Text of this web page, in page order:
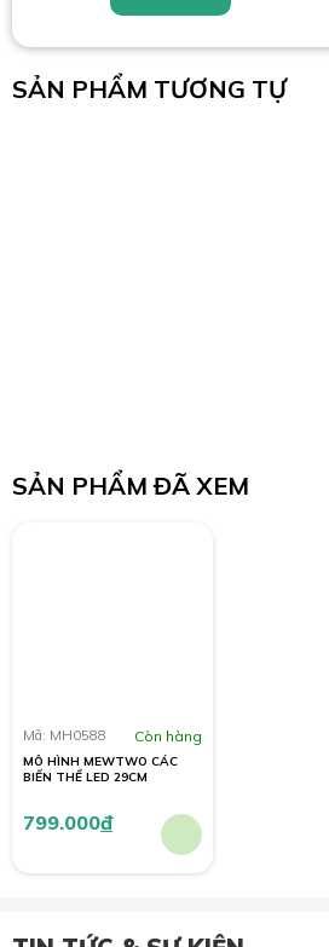
SẢN PHẨM TƯƠNG TỰ
SẢN PHẨM ĐÃ XEM
Mã: MH0588 Còn hàng
MÔ HÌNH MEWTWO CÁC
BIẾN THỂ LED 29CM
799.000đ